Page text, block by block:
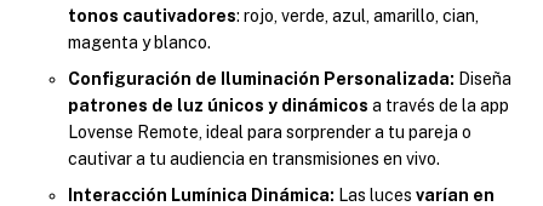
tonos cautivadores: rojo, verde, azul, amarillo, cian,
magenta y blanco.
Configuración de Iluminación Personalizada: Diseña
patrones de luz únicos y dinámicos a través de la app
Lovense Remote, ideal para sorprender a tu pareja o
cautivar a tu audiencia en transmisiones en vivo.
Interacción Lumínica Dinámica: Las luces varían en